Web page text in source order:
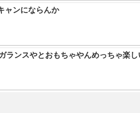
ャンにならんか
ランスやとおもちゃやんめっちゃ楽し